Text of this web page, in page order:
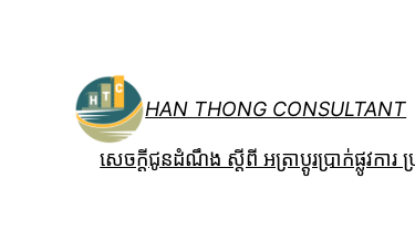
HAN THONG CONSULTANT
សេចក្តីជូនដំណឹង ស្តីពី អត្រាប្តូរប្រាក់ផ្លូវកា